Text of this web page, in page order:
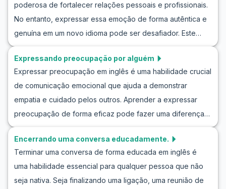
chance de praticar vocabulário essencial e frases-chave,
além de se familiarizar com nuances culturais que podem
influenciar suas interações. Ao se aprofundar em
práticos, você aumentará sua confiança e fluência,
poderosa de fortalecer relações pessoais e profissionais.
No entanto, expressar essa emoção de forma autêntica e
genuína em um novo idioma pode ser desafiador. Este
artigo irá guiá-lo através de dicas valiosas sobre como
expressar alegria pelo sucesso de alguém em inglês,
incluindo frases úteis para parabenizar e exemplos de
felicitações. Através de diálogos de simulação, você
praticará como parabenizar alguém em várias ocasiões,
seja em um ambiente de trabalho, uma celebração pessoal
Expressando preocupação por alguém
Expressar preocupação em inglês é uma habilidade crucial
de comunicação emocional que ajuda a demonstrar
empatia e cuidado pelos outros. Aprender a expressar
preocupação de forma eficaz pode fazer uma diferença
significativa em suas interações diárias, seja com amigos,
familiares ou colegas de trabalho. Neste artigo, você irá
melhorar suas habilidades de conversação explorando
frases úteis em inglês para demonstrar preocupação e
examinando diálogos naturais que exemplificam essa
Encerrando uma conversa educadamente.
Terminar uma conversa de forma educada em inglês é
uma habilidade essencial para qualquer pessoa que não
seja nativa. Seja finalizando uma ligação, uma reunião de